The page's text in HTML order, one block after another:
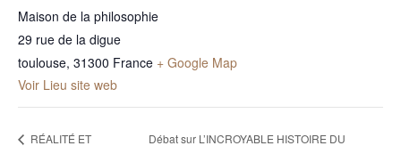
Maison de la philosophie
29 rue de la digue
toulouse, 31300 France + Google Map
Voir Lieu site web
RÉALITÉ ET
Débat sur L’INCROYABLE HISTOIRE DU